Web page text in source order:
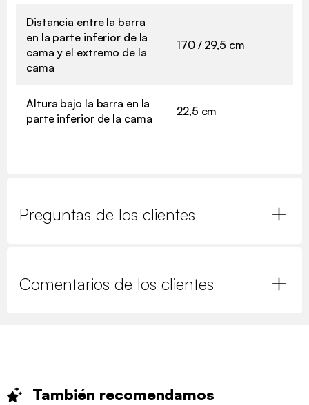
Distancia entre la barra
en la parte inferior de la
cama y el extremo de la
cama
170 / 29,5 cm
Altura bajo la barra en la
parte inferior de la cama
22,5 cm
Preguntas de los clientes
Comentarios de los clientes
También recomendamos